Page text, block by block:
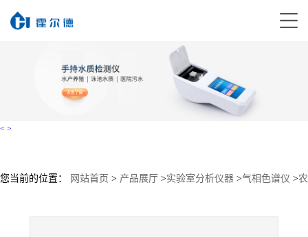
< >
您当前的位置： 网站首页 > 产品展厅 >实验室分析仪器 >气相色谱仪 >农